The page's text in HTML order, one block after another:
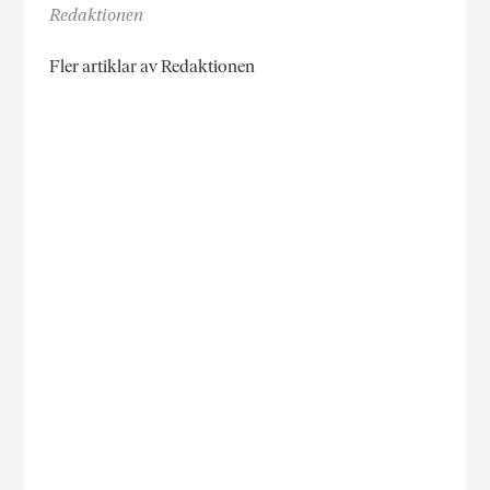
Redaktionen
Fler artiklar av Redaktionen